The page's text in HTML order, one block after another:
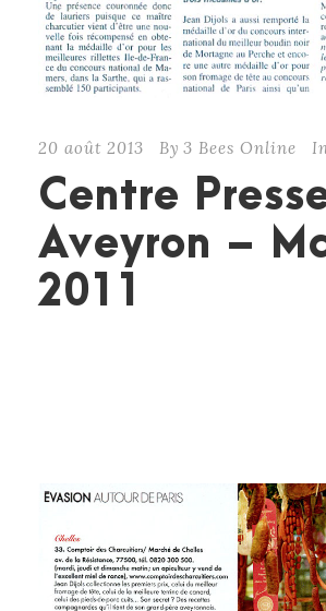
20 août 2013 By 3 Bees Online
Centre
Aveyron –
2011